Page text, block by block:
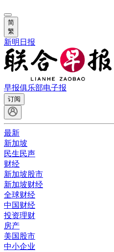
简
繁
新明日报
早报俱乐部电子报
订阅
最新
新加坡
民生民声
财经
新加坡股市
新加坡财经
全球财经
中国财经
投资理财
房产
美国股市
中小企业